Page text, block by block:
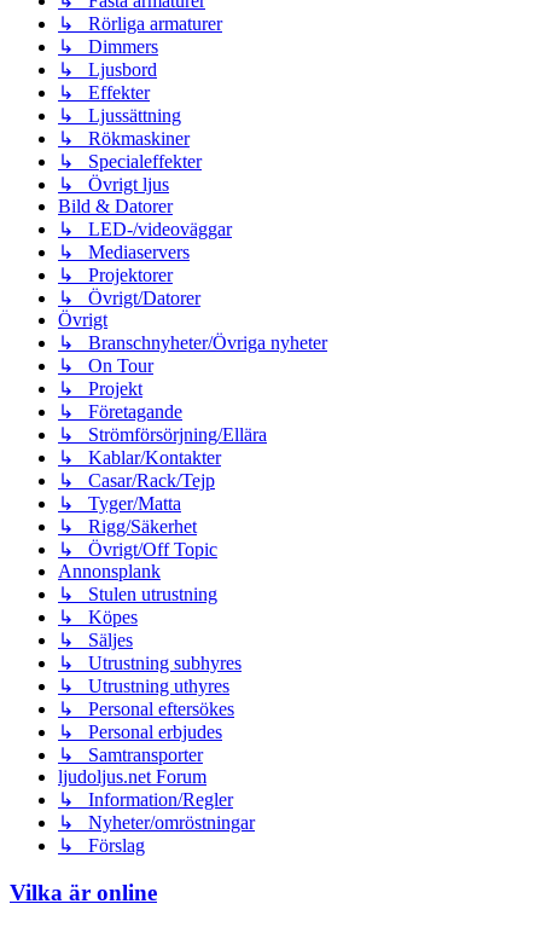
↳ Rörliga armaturer
↳ Dimmers
↳ Ljusbord
↳ Effekter
↳ Ljussättning
↳ Rökmaskiner
↳ Specialeffekter
↳ Övrigt ljus
Bild & Datorer
↳ LED-/videoväggar
↳ Mediaservers
↳ Projektorer
↳ Övrigt/Datorer
Övrigt
↳ Branschnyheter/Övriga nyheter
↳ On Tour
↳ Projekt
↳ Företagande
↳ Strömförsörjning/Ellära
↳ Kablar/Kontakter
↳ Casar/Rack/Tejp
↳ Tyger/Matta
↳ Rigg/Säkerhet
↳ Övrigt/Off Topic
Annonsplank
↳ Stulen utrustning
↳ Köpes
↳ Säljes
↳ Utrustning subhyres
↳ Utrustning uthyres
↳ Personal eftersökes
↳ Personal erbjudes
↳ Samtransporter
ljudoljus.net Forum
↳ Information/Regler
↳ Nyheter/omröstningar
↳ Förslag
Vilka är online